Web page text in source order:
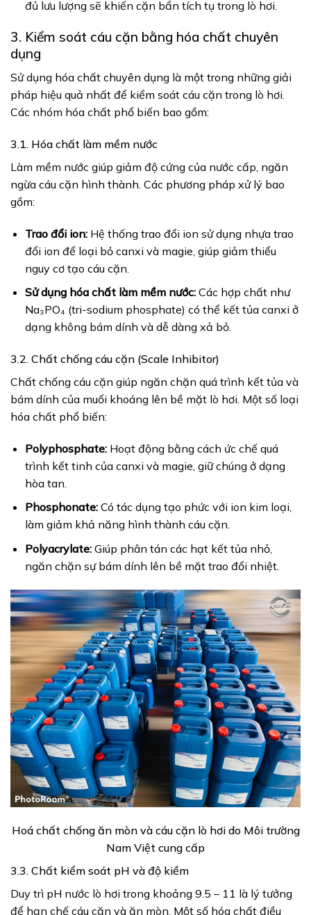
đủ lưu lượng sẽ khiến cặn bẩn tích tụ trong lò hơi.
3. Kiểm soát cáu cặn bằng hóa chất chuyên
dụng
Sử dụng hóa chất chuyên dụng là một trong những giải
pháp hiệu quả nhất để kiểm soát cáu cặn trong lò hơi.
Các nhóm hóa chất phổ biến bao gồm:
3.1. Hóa chất làm mềm nước
Làm mềm nước giúp giảm độ cứng của nước cấp, ngăn
ngừa cáu cặn hình thành. Các phương pháp xử lý bao
gồm:
Trao đổi ion:Hệ thống trao đổi ion sử dụng nhựa trao
đổi ion để loại bỏ canxi và magie, giúp giảm thiểu
nguy cơ tạo cáu cặn.
Sử dụng hóa chất làm mềm nước:Các hợp chất như
Na₃PO₄ (tri-sodium phosphate) có thể kết tủa canxi ở
dạng không bám dính và dễ dàng xả bỏ.
3.2. Chất chống cáu cặn (Scale Inhibitor)
Chất chống cáu cặn giúp ngăn chặn quá trình kết tủa và
bám dính của muối khoáng lên bề mặt lò hơi. Một số loại
hóa chất phổ biến:
Polyphosphate:Hoạt động bằng cách ức chế quá
trình kết tinh của canxi và magie, giữ chúng ở dạng
hòa tan.
Phosphonate:Có tác dụng tạo phức với ion kim loại,
làm giảm khả năng hình thành cáu cặn.
Polyacrylate:Giúp phân tán các hạt kết tủa nhỏ,
ngăn chặn sự bám dính lên bề mặt trao đổi nhiệt.
Hoá chất chống ăn mòn và cáu cặn lò hơi do Môi trường
Nam Việt cung cấp
3.3. Chất kiểm soát pH và độ kiềm
Duy trì pH nước lò hơi trong khoảng 9.5 – 11 là lý tưởng
để hạn chế cáu cặn và ăn mòn. Một số hóa chất điều